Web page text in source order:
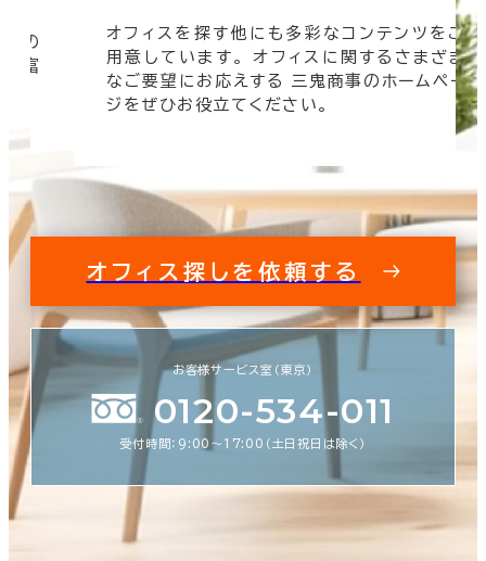
の
豊富
オフィスを探す他にも多彩なコンテンツをご
用意しています。 オフィスに関するさまざま
なご要望にお応えする 三鬼商事のホームペー
ジをぜひお役立てください。
オフィス探しを依頼する
お客様サービス室（東京）
0120-534-011
受付時間：9:00〜17:00（土日祝日は除く）